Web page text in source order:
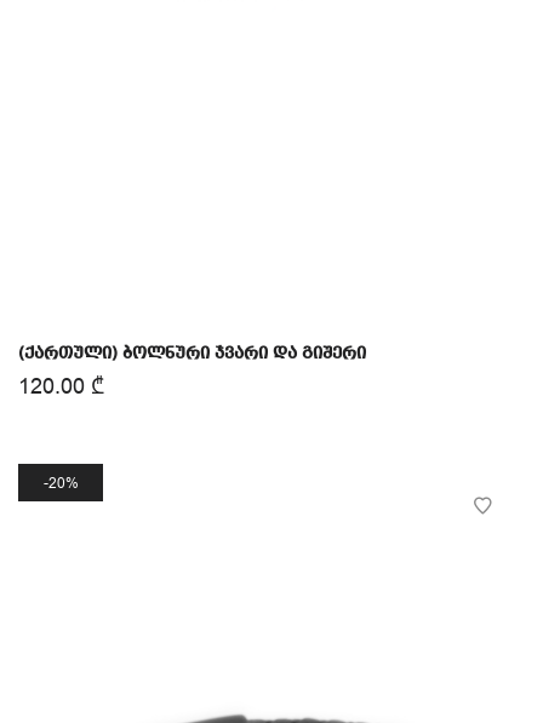
(ქართული) ბოლნური ჯვარი და გიშერი
120.00 ₾
20%